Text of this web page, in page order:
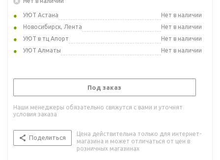
УЮТ Астана
Нет в наличии
Новосибирск, Лента
Нет в наличии
УЮТ в тц Апорт
Нет в наличии
УЮТ Алматы
Нет в наличии
Под заказ
Наши менеджеры обязательно свяжутся с вами и уточнят
условия заказа
Поделиться
Цена действительна только для интернет-
магазина и может отличаться от цен в
розничных магазинах